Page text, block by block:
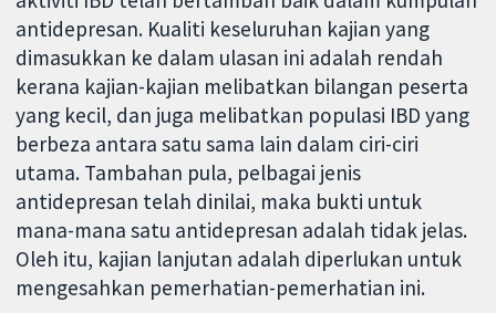
antidepresan. Kualiti keseluruhan kajian yang
dimasukkan ke dalam ulasan ini adalah rendah
kerana kajian-kajian melibatkan bilangan peserta
yang kecil, dan juga melibatkan populasi IBD yang
berbeza antara satu sama lain dalam ciri-ciri
utama. Tambahan pula, pelbagai jenis
antidepresan telah dinilai, maka bukti untuk
mana-mana satu antidepresan adalah tidak jelas.
Oleh itu, kajian lanjutan adalah diperlukan untuk
mengesahkan pemerhatian-pemerhatian ini.